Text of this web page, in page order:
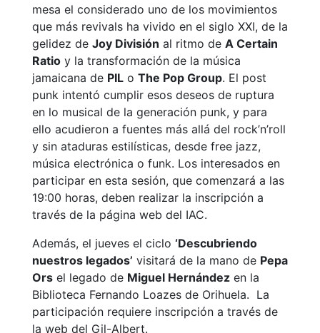
mesa el considerado uno de los movimientos
que más revivals ha vivido en el siglo XXI, de la
gelidez de Joy División al ritmo de A Certain
Ratio y la transformación de la música
jamaicana de PIL o The Pop Group. El post
punk intentó cumplir esos deseos de ruptura
en lo musical de la generación punk, y para
ello acudieron a fuentes más allá del rock’n’roll
y sin ataduras estilísticas, desde free jazz,
música electrónica o funk. Los interesados en
participar en esta sesión, que comenzará a las
19:00 horas, deben realizar la inscripción a
través de la página web del IAC.
Además, el jueves el ciclo ‘Descubriendo
nuestros legados’ visitará de la mano de Pepa
Ors el legado de Miguel Hernández en la
Biblioteca Fernando Loazes de Orihuela. La
participación requiere inscripción a través de
la web del Gil-Albert.